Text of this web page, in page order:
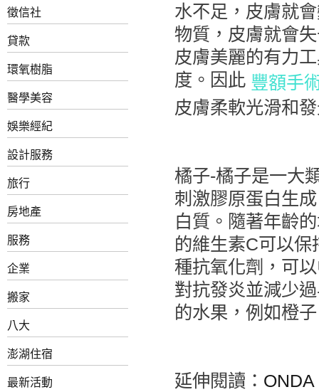
徵信社
貸款
環氧樹脂
醫學美容
娛樂經紀
設計服務
旅行
房地產
服務
企業
搬家
八大
澎湖住宿
最新活動
水不足，皮膚就
物質，皮膚就會
皮膚美麗的有力
度。因此 豐額手
皮膚柔軟光滑和
橘子-橘子是一大
刺激膠原蛋白生
白質。隨著年齡
的維生素C可以
種抗氧化劑，可
對抗發炎並減少
的水果，例如橙
延伸閱讀：